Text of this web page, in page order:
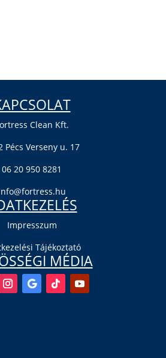
Clean Kft.
Pécs Verseny u. 17
06 20 950 8281
Impresszum
Tájékoztató
MÉDIA